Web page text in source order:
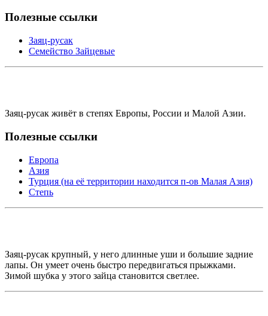
Полезные ссылки
Заяц-русак
Семейство Зайцевые
Заяц-русак живёт в степях Европы, России и Малой Азии.
Полезные ссылки
Европа
Азия
Турция (на её территории находится п-ов Малая Азия)
Степь
Заяц-русак крупный, у него длинные уши и большие задние
лапы. Он умеет очень быстро передвигаться прыжками.
Зимой шубка у этого зайца становится светлее.